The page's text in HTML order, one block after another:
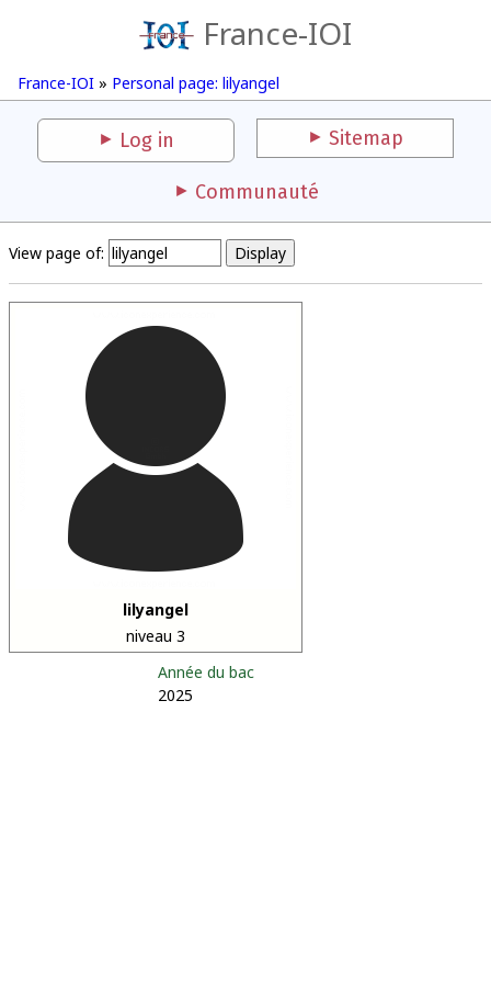
France-IOI
France-IOI » Personal page: lilyangel
Log in Sitemap
Communauté
View page of:
lilyangel
niveau 3
Année du bac
2025